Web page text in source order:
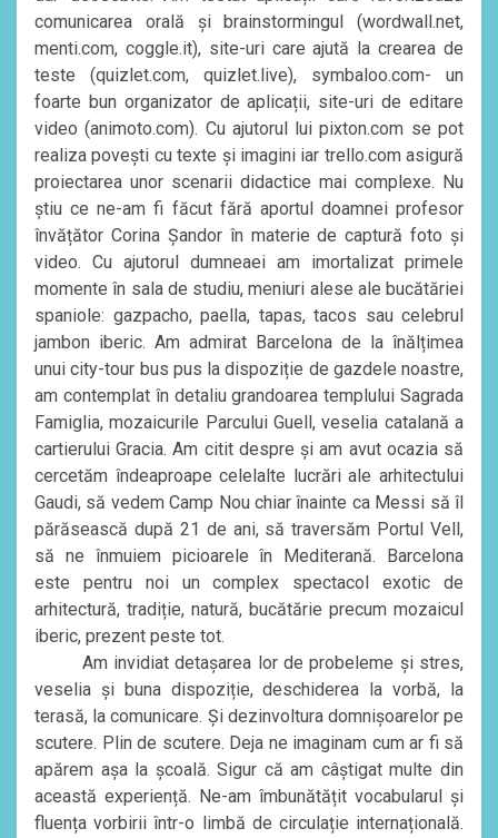
comunicarea orală și brainstormingul (wordwall.net,
menti.com, coggle.it), site-uri care ajută la crearea de
teste (quizlet.com, quizlet.live), symbaloo.com- un
foarte bun organizator de aplicații, site-uri de editare
video (animoto.com). Cu ajutorul lui pixton.com se pot
realiza povești cu texte și imagini iar trello.com asigură
proiectarea unor scenarii didactice mai complexe. Nu
știu ce ne-am fi făcut fără aportul doamnei profesor
învățător Corina Șandor în materie de captură foto și
video. Cu ajutorul dumneaei am imortalizat primele
momente în sala de studiu, meniuri alese ale bucătăriei
spaniole: gazpacho, paella, tapas, tacos sau celebrul
jambon iberic. Am admirat Barcelona de la înălțimea
unui city-tour bus pus la dispoziție de gazdele noastre,
am contemplat în detaliu grandoarea templului Sagrada
Famiglia, mozaicurile Parcului Guell, veselia catalană a
cartierului Gracia. Am citit despre și am avut ocazia să
cercetăm îndeaproape celelalte lucrări ale arhitectului
Gaudi, să vedem Camp Nou chiar înainte ca Messi să îl
părăsească după 21 de ani, să traversăm Portul Vell,
să ne înmuiem picioarele în Mediterană. Barcelona
este pentru noi un complex spectacol exotic de
arhitectură, tradiție, natură, bucătărie precum mozaicul
iberic, prezent peste tot.
Am invidiat detașarea lor de probeleme și stres,
veselia și buna dispoziție, deschiderea la vorbă, la
terasă, la comunicare. Și dezinvoltura domnișoarelor pe
scutere. Plin de scutere. Deja ne imaginam cum ar fi să
apărem așa la școală. Sigur că am câștigat multe din
această experiență. Ne-am îmbunătățit vocabularul și
fluența vorbirii într-o limbă de circulație internațională.